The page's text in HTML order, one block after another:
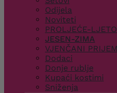
Odijela
Noviteti
PROLJEĆE-LJETO
JESEN-ZIMA
VJENČANI PRIJEM
Dodaci
Donje rublje
Kupaći kostimi
Sniženja